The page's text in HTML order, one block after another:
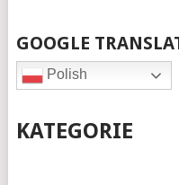
GOOGLE
Polish
KATEGORIE